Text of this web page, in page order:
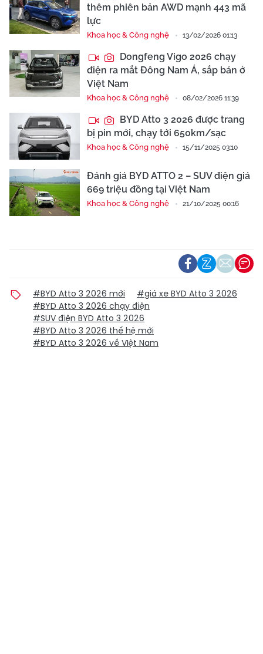
thêm phiên bản AWD mạnh 443 mã
lực
Khoa học & Công nghệ 13/02/2026 01:13
Dongfeng Vigo 2026 chạy
điện ra mắt Đông Nam Á, sắp bán ở
Việt Nam
Khoa học & Công nghệ 08/02/2026 11:39
BYD Atto 3 2026 được trang
bị pin mới, chạy tới 650km/sạc
Khoa học & Công nghệ 15/11/2025 03:10
Đánh giá BYD ATTO 2 – SUV điện giá
669 triệu đồng tại Việt Nam
Khoa học & Công nghệ 21/10/2025 00:16
#BYD Atto 3 2026 mới
#giá xe BYD Atto 3 2026
#BYD Atto 3 2026 chạy điện
#SUV điện BYD Atto 3 2026
#BYD Atto 3 2026 thế hệ mới
#BYD Atto 3 2026 về VIệt Nam